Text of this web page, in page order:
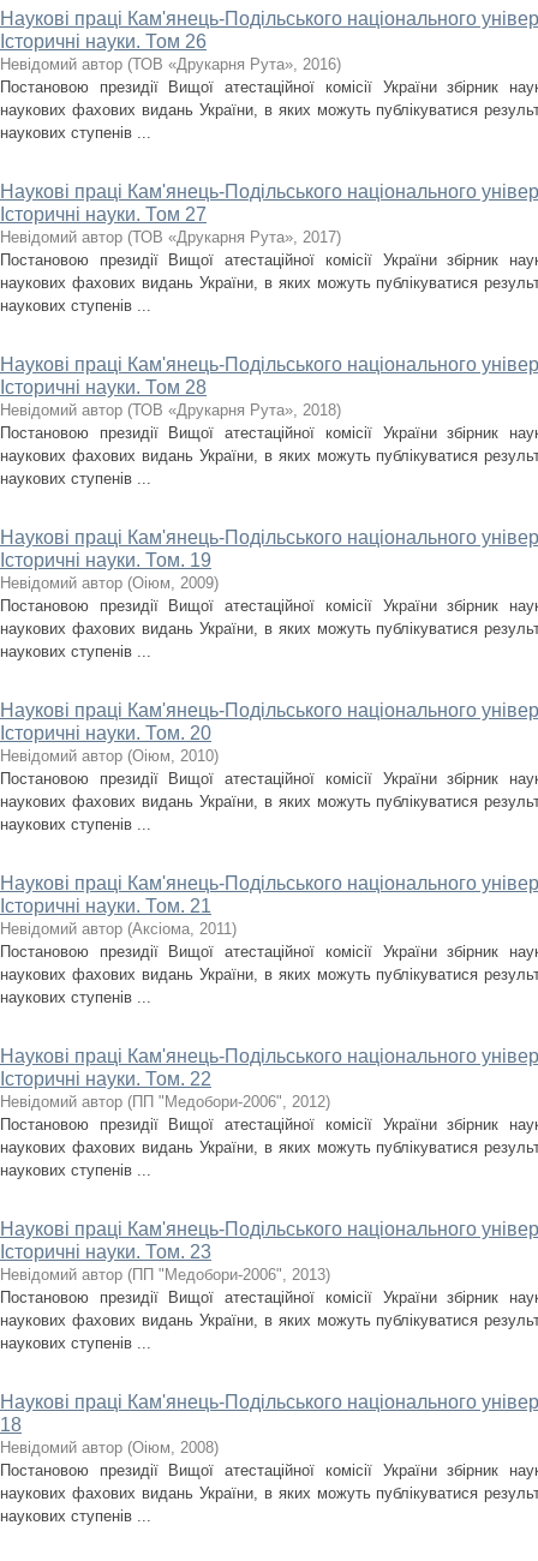
Наукові праці Кам'янець-Подільського національного
Історичні науки. Том 26
Невідомий автор (ТОВ «Друкарня Рута», 2016)
Постановою президії Вищої атестаційної комісії України збірник
наукових фахових видань України, в яких можуть публікуватися
наукових ступенів ...
Наукові праці Кам'янець-Подільського національного
Історичні науки. Том 27
Невідомий автор (ТОВ «Друкарня Рута», 2017)
Постановою президії Вищої атестаційної комісії України збірник
наукових фахових видань України, в яких можуть публікуватися
наукових ступенів ...
Наукові праці Кам'янець-Подільського національного
Історичні науки. Том 28
Невідомий автор (ТОВ «Друкарня Рута», 2018)
Постановою президії Вищої атестаційної комісії України збірник
наукових фахових видань України, в яких можуть публікуватися
наукових ступенів ...
Наукові праці Кам'янець-Подільського національного
Історичні науки. Том. 19
Невідомий автор (Оіюм, 2009)
Постановою президії Вищої атестаційної комісії України збірник
наукових фахових видань України, в яких можуть публікуватися
наукових ступенів ...
Наукові праці Кам'янець-Подільського національного
Історичні науки. Том. 20
Невідомий автор (Оіюм, 2010)
Постановою президії Вищої атестаційної комісії України збірник
наукових фахових видань України, в яких можуть публікуватися
наукових ступенів ...
Наукові праці Кам'янець-Подільського національного
Історичні науки. Том. 21
Невідомий автор (Аксіома, 2011)
Постановою президії Вищої атестаційної комісії України збірник
наукових фахових видань України, в яких можуть публікуватися
наукових ступенів ...
Наукові праці Кам'янець-Подільського національного
Історичні науки. Том. 22
Невідомий автор (ПП "Медобори-2006", 2012)
Постановою президії Вищої атестаційної комісії України збірник
наукових фахових видань України, в яких можуть публікуватися
наукових ступенів ...
Наукові праці Кам'янець-Подільського національного
Історичні науки. Том. 23
Невідомий автор (ПП "Медобори-2006", 2013)
Постановою президії Вищої атестаційної комісії України збірник
наукових фахових видань України, в яких можуть публікуватися
наукових ступенів ...
Наукові праці Кам'янець-Подільського національного
18
Невідомий автор (Оіюм, 2008)
Постановою президії Вищої атестаційної комісії України збірник
наукових фахових видань України, в яких можуть публікуватися
наукових ступенів ...